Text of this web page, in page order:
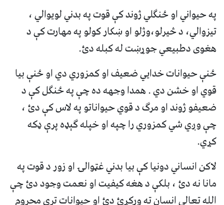
په حيواني او ځنګلي ژوند کې قوت په بدني لويوالي ،
تيزوالي، د څيرلو،وژلو او ښکار کولو په مهارت کې د
هغوی دطبيعي جوړښت له کبله دئ.
ځنې حيوانات خدايي ضعيف او کمزوري دي او ځنې بيا
قوي او خشن دي . همدا وجهه ده چې په ځنګل کې د
ضعيفو ژوند او مرګ د قوي حيواناتو په لاس کې دئ ،
چې وږي شي کمزوري را چپه او خپله ګېډه پرې ډکه
کړي.
لاکن انساني دونيا کې بيا بدني غټوالۍ او زور د قوت په
مانا نه دئ ، بلکې د هغه کيفيت او نعمت وجود دئ چې
الله تعالی انسان ته ورکړئ دئ او حيوانات ترې محروم